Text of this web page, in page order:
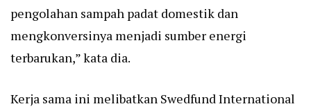
pengolahan sampah padat domestik dan
mengkonversinya menjadi sumber energi
terbarukan,” kata dia.
Kerja sama ini melibatkan Swedfund International